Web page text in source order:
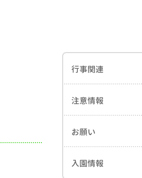
行事関連
注意情報
お願い
入園情報